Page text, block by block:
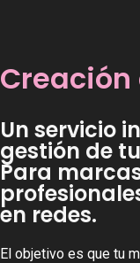
Un servicio
gestión de
Para
en redes.
El objetivo es que tu